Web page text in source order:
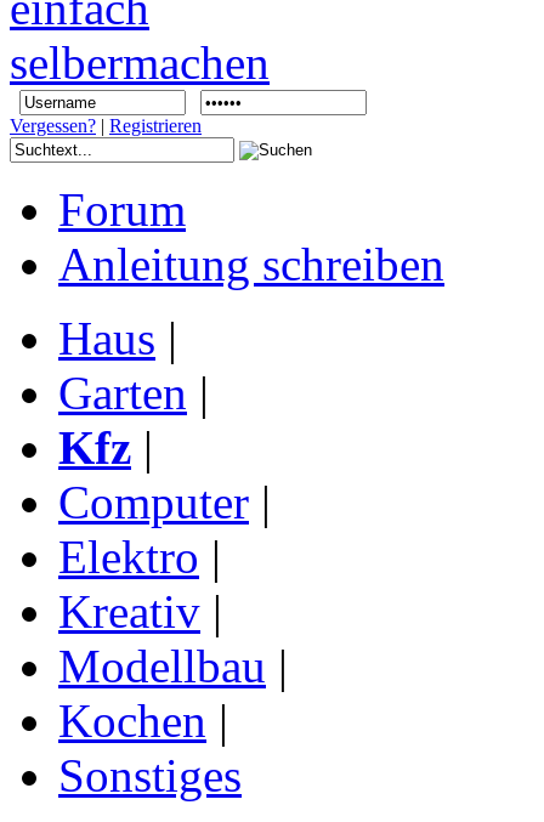
Vergessen? | Registrieren
Forum
Anleitung schreiben
Haus |
Garten |
Kfz |
Computer |
Elektro |
Kreativ |
Modellbau |
Kochen |
Sonstiges